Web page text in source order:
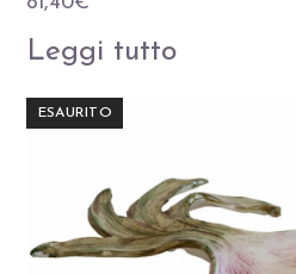
Leggi tutto
ESAURITO